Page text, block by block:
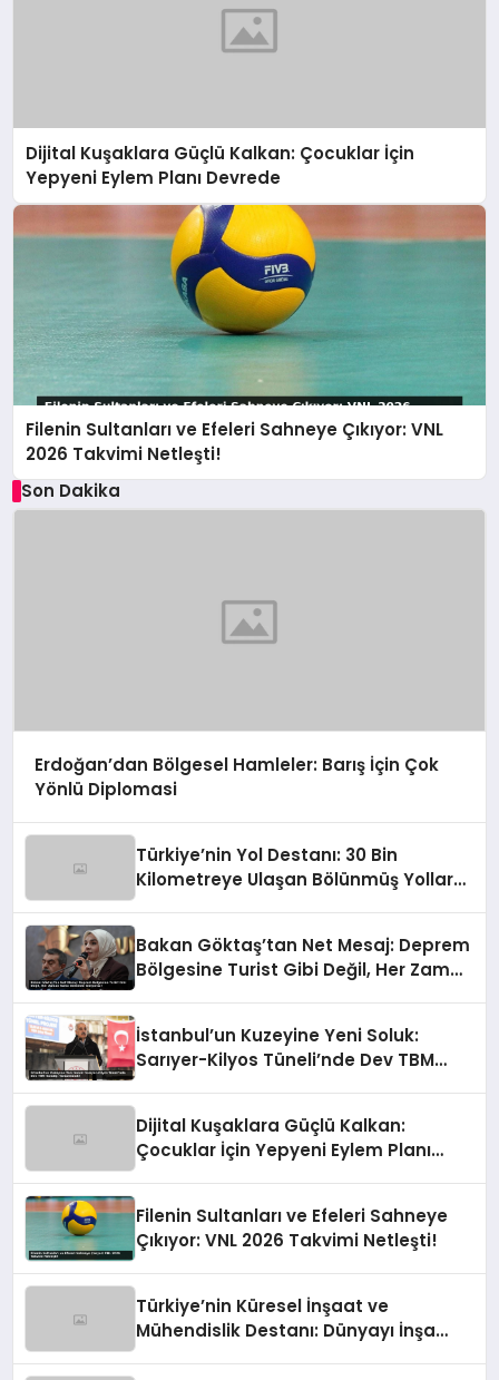
Dijital Kuşaklara Güçlü Kalkan: Çocuklar İçin
Yepyeni Eylem Planı Devrede
Filenin Sultanları ve Efeleri Sahneye Çıkıyor: VNL
2026 Takvimi Netleşti!
Son Dakika
Erdoğan’dan Bölgesel Hamleler: Barış İçin Çok
Yönlü Diplomasi
Türkiye’nin Yol Destanı: 30 Bin
Kilometreye Ulaşan Bölünmüş Yollar
Bakan Göktaş’tan Net Mesaj: Deprem
Bölgesine Turist Gibi Değil, Her Zaman
İstanbul’un Kuzeyine Yeni Soluk:
Sarıyer-Kilyos Tüneli’nde Dev TBM
Dijital Kuşaklara Güçlü Kalkan:
Çocuklar İçin Yepyeni Eylem Planı
Filenin Sultanları ve Efeleri Sahneye
Çıkıyor: VNL 2026 Takvimi Netleşti!
Türkiye’nin Küresel İnşaat ve
Mühendislik Destanı: Dünyayı İnşa